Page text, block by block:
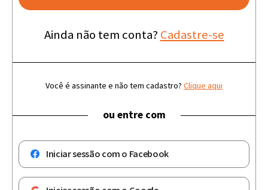
Ainda não tem conta? Cadastre-se
Você é assinante e não tem cadastro? Clique aqui
ou entre com
Iniciar sessão com o Facebook